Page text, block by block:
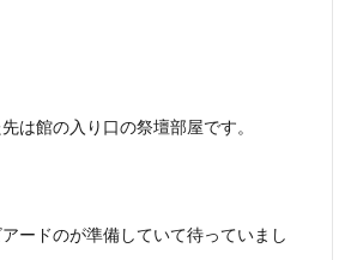
は館の入り口の祭壇部屋です。
ードのが準備していて待っていまし